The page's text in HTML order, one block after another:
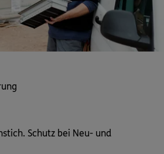
Schutz bei Neu- und